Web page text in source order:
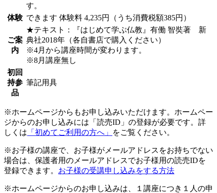
す。
体験 できます 体験料 4,235円（うち消費税額385円）
ご案
内
★テキスト：『はじめて学ぶ仏教』有働 智奘著 新
典社2018年（各自書店で購入ください）
※4月から講座時間が変わります。
※8月講座無し
初回
持参
品
筆記用具
※ホームページからもお申し込みいただけます。ホームペー
ジからのお申し込みには「読売ID」の登録が必要です。詳
しくは 「初めてご利用の方へ」 をご覧ください。
※お子様の講座で、お子様がメールアドレスをお持ちでない
場合は、保護者用のメールアドレスでお子様用の読売IDを
登録できます。 お子様の受講申し込みをする方法
※ホームページからのお申し込みは、１講座につき１人の申